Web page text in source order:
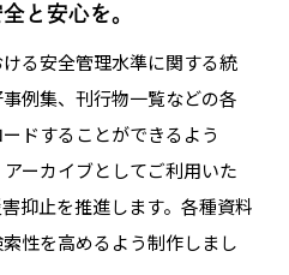
と安心を。
る安全管理水準に関する統
例集、刊行物一覧などの各
ドすることができるよう
ーカイブとしてご利用いた
抑止を推進します。各種資料
性を高めるよう制作しまし